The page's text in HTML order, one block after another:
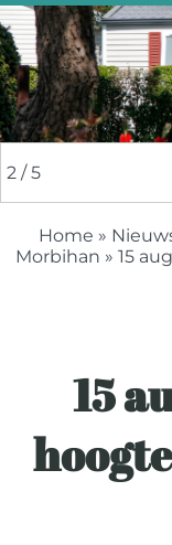
2 / 5
Home »
Morbihan » 15
15